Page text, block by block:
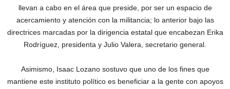
llevan a cabo en el área que preside, por ser un espacio de
acercamiento y atención con la militancia; lo anterior bajo las
directrices marcadas por la dirigencia estatal que encabezan Erika
Rodríguez, presidenta y Julio Valera, secretario general.
Asimismo, Isaac Lozano sostuvo que uno de los fines que
mantiene este instituto político es beneficiar a la gente con apoyos